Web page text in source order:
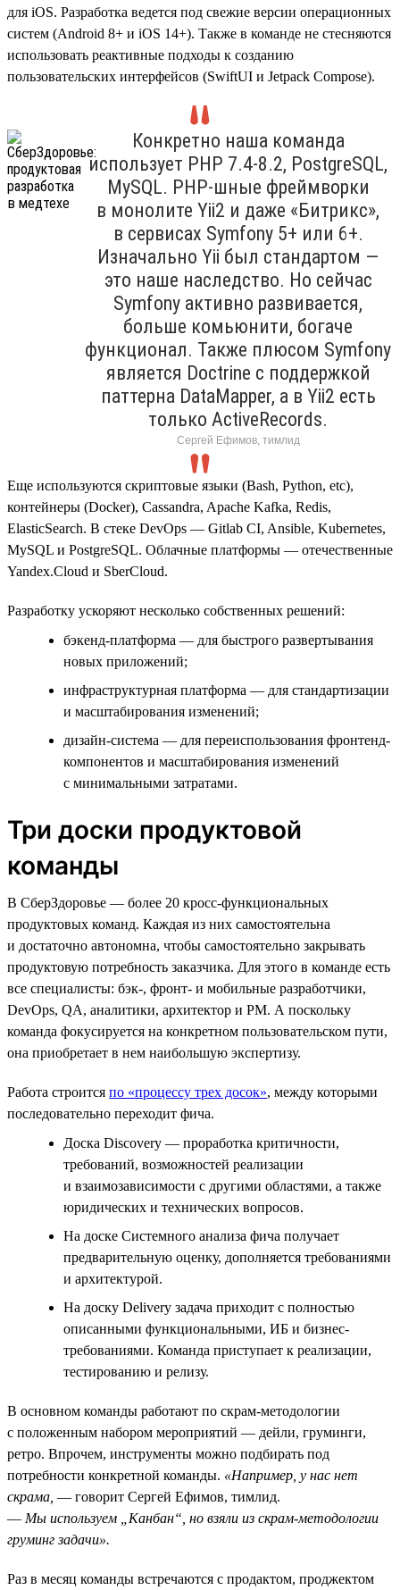
для iOS. Разработка ведется под свежие версии операционных
систем (Android 8+ и iOS 14+). Также в команде не стесняются
использовать реактивные подходы к созданию
пользовательских интерфейсов (SwiftUI и Jetpack Compose).
Конкретно наша команда
использует PHP 7.4‑8.2, PostgreSQL,
MySQL. PHP-шные фреймворки
в монолите Yii2 и даже «Битрикс»,
в сервисах Symfony 5+ или 6+.
Изначально Yii был стандартом —
это наше наследство. Но сейчас
Symfony активно развивается,
больше комьюнити, богаче
функционал. Также плюсом Symfony
является Doctrine с поддержкой
паттерна DataMapper, а в Yii2 есть
только ActiveRecords.
Сергей Ефимов, тимлид
Еще используются скриптовые языки (Bash, Python, etc),
контейнеры (Docker), Cassandra, Apache Kafka, Redis,
ElasticSearch. В стеке DevOps — Gitlab CI, Ansible, Kubernetes,
MySQL и PostgreSQL. Облачные платформы — отечественные
Yandex.Cloud и SberCloud.
Разработку ускоряют несколько собственных решений:
бэкенд-платформа — для быстрого развертывания
новых приложений;
инфраструктурная платформа — для стандартизации
и масштабирования изменений;
дизайн-система — для переиспользования фронтенд-
компонентов и масштабирования изменений
с минимальными затратами.
Три доски продуктовой
команды
В СберЗдоровье — более 20 кросс-функциональных
продуктовых команд. Каждая из них самостоятельна
и достаточно автономна, чтобы самостоятельно закрывать
продуктовую потребность заказчика. Для этого в команде есть
все специалисты: бэк-, фронт- и мобильные разработчики,
DevOps, QA, аналитики, архитектор и PM. А поскольку
команда фокусируется на конкретном пользовательском пути,
она приобретает в нем наибольшую экспертизу.
Работа строится по «процессу трех досок», между которыми
последовательно переходит фича.
Доска Discovery — проработка критичности,
требований, возможностей реализации
и взаимозависимости с другими областями, а также
юридических и технических вопросов.
На доске Системного анализа фича получает
предварительную оценку, дополняется требованиями
и архитектурой.
На доску Delivery задача приходит с полностью
описанными функциональными, ИБ и бизнес-
требованиями. Команда приступает к реализации,
тестированию и релизу.
В основном команды работают по скрам-методологии
с положенным набором мероприятий — дейли, груминги,
ретро. Впрочем, инструменты можно подбирать под
потребности конкретной команды. «Например, у нас нет
скрама, — говорит Сергей Ефимов, тимлид.
— Мы используем „Канбан“, но взяли из скрам-методологии
груминг задачи».
Раз в месяц команды встречаются с продактом, проджектом